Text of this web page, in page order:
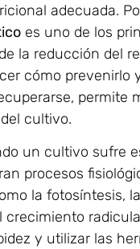
adecuada.
es uno de los
la reducción del
cómo prevenirlo
permite
cultivo.
un cultivo sufre
procesos
la fotosíntesis,
crecimiento
y utilizar las